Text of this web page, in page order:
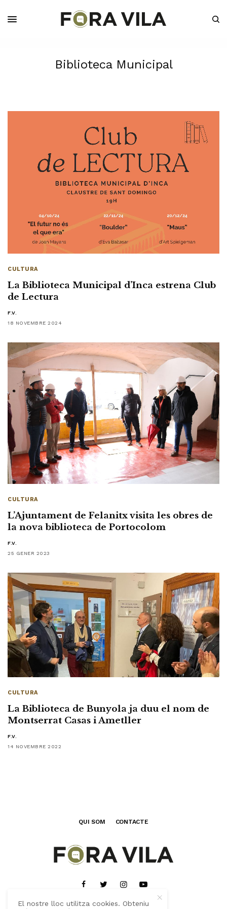
Biblioteca Municipal
CULTURA
La Biblioteca Municipal d’Inca estrena Club
de Lectura
F.V.
18 NOVEMBRE 2024
CULTURA
L’Ajuntament de Felanitx visita les obres de
la nova biblioteca de Portocolom
F.V.
25 GENER 2023
CULTURA
La Biblioteca de Bunyola ja duu el nom de
Montserrat Casas i Ametller
F.V.
14 NOVEMBRE 2022
QUI SOM CONTACTE
El nostre lloc utilitza cookies. Obteniu